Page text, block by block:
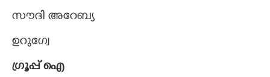
സൗദി അറേബ്യ
ഉറുഗ്വേ
ഗ്രൂപ്പ് ഐ